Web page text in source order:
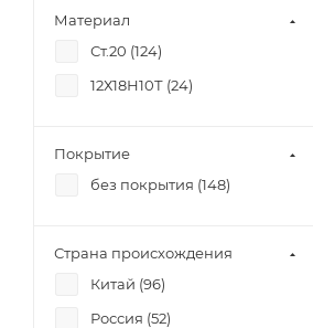
Материал
Ст.20 (124)
12Х18Н10Т (24)
Покрытие
без покрытия (148)
Страна происхождения
Китай (96)
Россия (52)